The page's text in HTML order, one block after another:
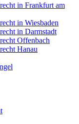
in Frankfurt am
in Wiesbaden
in Darmstadt
Offenbach
Hanau